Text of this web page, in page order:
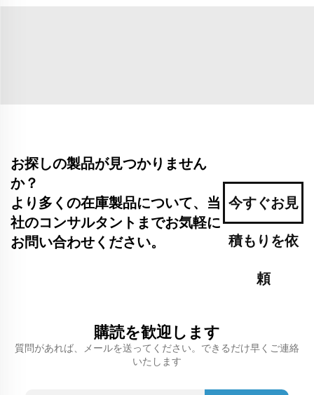
お探しの製品が見つかりません
か？
より多くの在庫製品について、当
社のコンサルタントまでお気軽に
お問い合わせください。
今すぐお見
積もりを依
頼
購読を歓迎します
質問があれば、メールを送ってください。できるだけ早くご連絡
いたします